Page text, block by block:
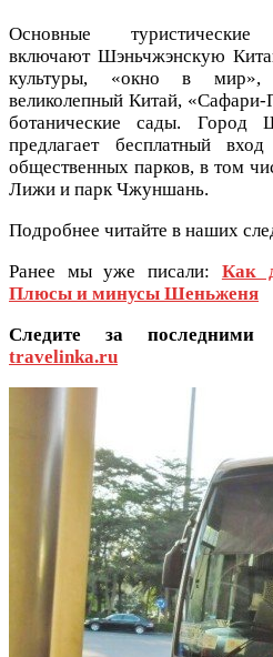
Основные туристические
включают Шэньчжэнскую
культуры, «окно в мир»,
великолепный Китай,
ботанические сады. Город
предлагает бесплатный
общественных парков, в том
Лижи и парк Чжуншань.
Подробнее читайте в наших
Ранее мы уже писали: Как
Плюсы и минусы Шеньженя
Cледите за
travelinka.ru